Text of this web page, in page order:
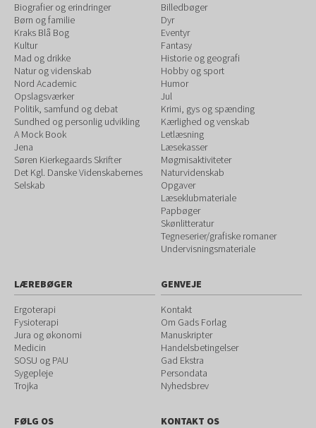
Biografier og erindringer
Børn og familie
Kraks Blå Bog
Kultur
Mad og drikke
Natur og videnskab
Nord Academic
Opslagsværker
Politik, samfund og debat
Sundhed og personlig udvikling
A Mock Book
Jena
Søren Kierkegaards Skrifter
Det Kgl. Danske Videnskabernes
Selskab
Billedbøger
Dyr
Eventyr
Fantasy
Historie og geografi
Hobby og sport
Humor
Jul
Krimi, gys og spænding
Kærlighed og venskab
Letlæsning
Læsekasser
Møgmisaktiviteter
Naturvidenskab
Opgaver
Læseklubmateriale
Papbøger
Skønlitteratur
Tegneserier/grafiske romaner
Undervisningsmateriale
LÆREBØGER
Ergoterapi
Fysioterapi
Jura og økonomi
Medicin
SOSU og PAU
Sygepleje
Trojka
GENVEJE
Kontakt
Om Gads Forlag
Manuskripter
Handelsbetingelser
Gad Ekstra
Persondata
Nyhedsbrev
FØLG OS KONTAKT OS